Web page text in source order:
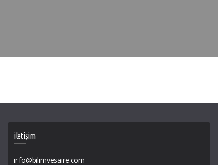
iletişim
info@bilimvesaire.com